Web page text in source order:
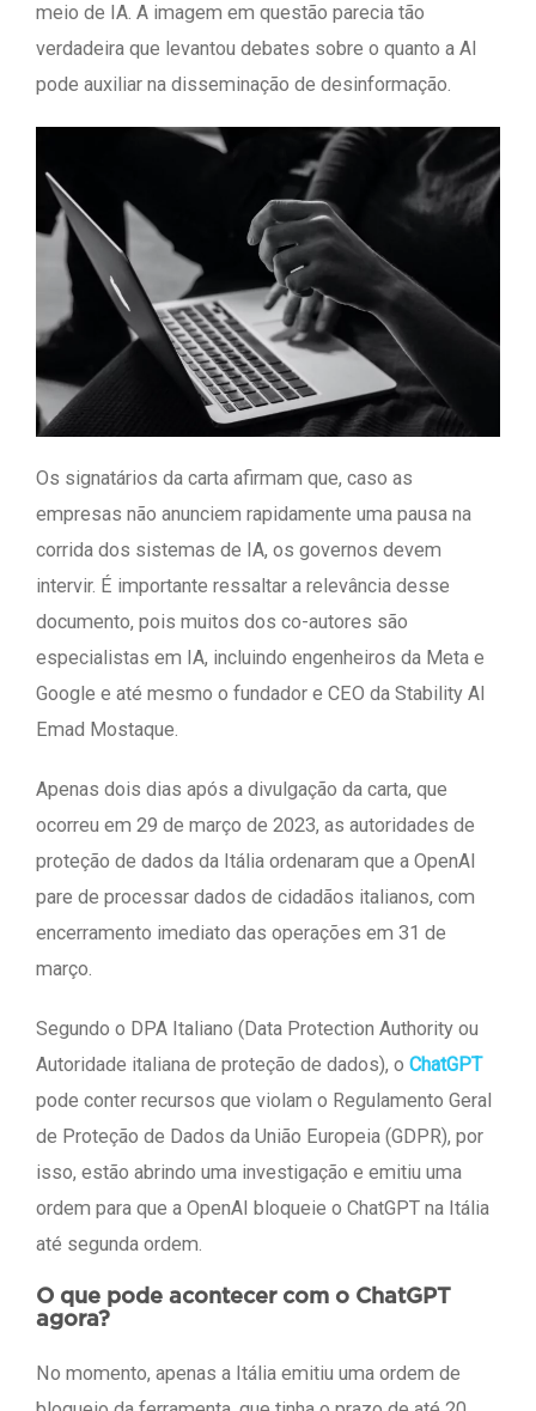
meio de IA. A imagem em questão parecia tão
verdadeira que levantou debates sobre o quanto a AI
pode auxiliar na disseminação de desinformação.
Os signatários da carta afirmam que, caso as
empresas não anunciem rapidamente uma pausa na
corrida dos sistemas de IA, os governos devem
intervir. É importante ressaltar a relevância desse
documento, pois muitos dos co-autores são
especialistas em IA, incluindo engenheiros da Meta e
Google e até mesmo o fundador e CEO da Stability AI
Emad Mostaque.
Apenas dois dias após a divulgação da carta, que
ocorreu em 29 de março de 2023, as autoridades de
proteção de dados da Itália ordenaram que a OpenAI
pare de processar dados de cidadãos italianos, com
encerramento imediato das operações em 31 de
março.
Segundo o DPA Italiano (Data Protection Authority ou
Autoridade italiana de proteção de dados), o ChatGPT
pode conter recursos que violam o Regulamento Geral
de Proteção de Dados da União Europeia (GDPR), por
isso, estão abrindo uma investigação e emitiu uma
ordem para que a OpenAI bloqueie o ChatGPT na Itália
até segunda ordem.
O que pode acontecer com o ChatGPT
agora?
No momento, apenas a Itália emitiu uma ordem de